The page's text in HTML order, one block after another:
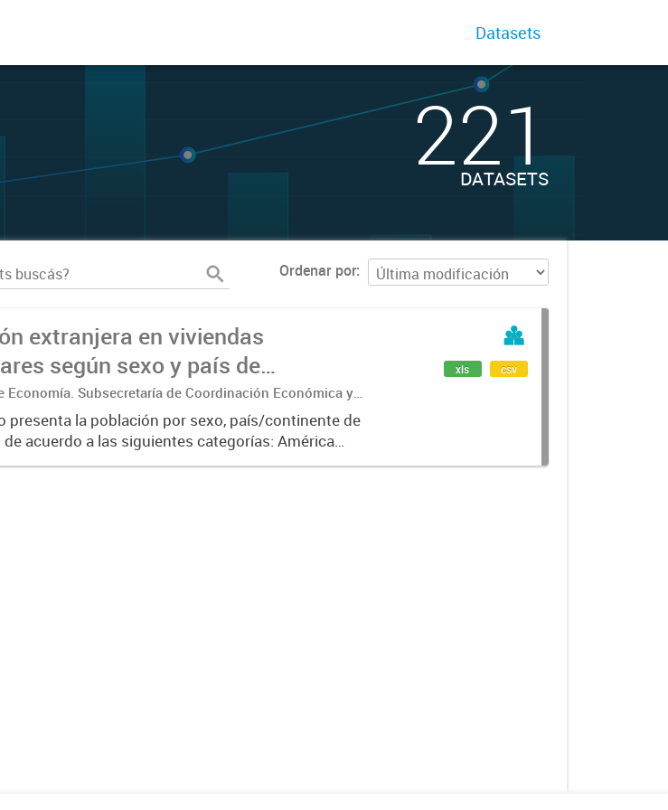
Datasets
221
DATASETS
Ordenar por
extranjera en viviendas
según sexo y país de
Por Municipio 2022
Economía. Subsecretaría de Coordinación Económica y
Provincial de Estadística.
presenta la población por sexo, país/continente de
acuerdo a las siguientes categorías: América
no Limítrofe, Europa, África, Asia y Oceanía.
xls csv